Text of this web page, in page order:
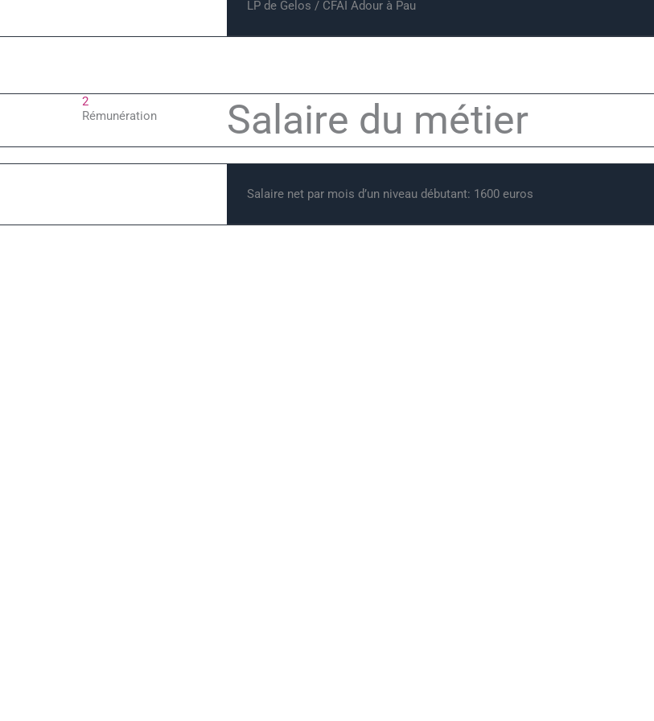
LP de Gelos / CFAI Adour à Pau
2
Rémunération
Salaire du métier​
Salaire net par mois d’un niveau débutant: 1600 euros